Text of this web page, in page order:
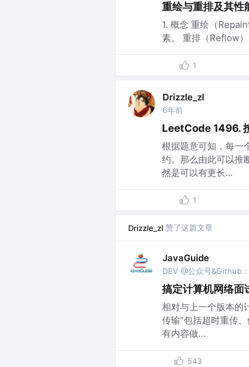
重绘与重排及其性
1. 概念 重绘（
素。 重排（Reflow
1
Drizzle_zl
6年前
LeetCode 1496.
根据题意可知，每一
约。那么由此可以推
然是可以有更长...
1
Drizzle_zl 赞了这篇文章
JavaGuide
DEV @公众号&Github
搞定计算机网络面
相对与上一个版本的
传输”包括超时重传
有内容做...
543